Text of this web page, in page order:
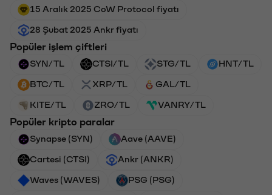
15 Aralık 2025 CoW Protocol fiyatı
28 Şubat 2025 Ankr fiyatı
Popüler işlem çiftleri
SYN/TL CTSI/TL STG/TL HNT/TL
BTC/TL XRP/TL GAL/TL
KITE/TL ZRO/TL VANRY/TL
Popüler kripto paralar
Synapse (SYN) Aave (AAVE)
Cartesi (CTSI) Ankr (ANKR)
Waves (WAVES) PSG (PSG)